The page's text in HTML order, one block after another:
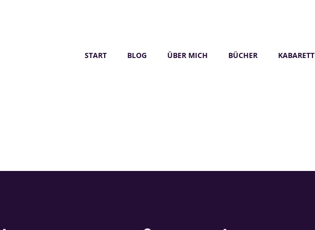
START BLOG ÜBER MICH BÜCHER KABARETT